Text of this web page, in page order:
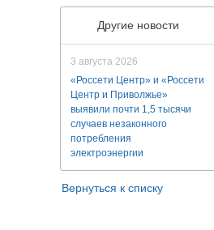
Другие новости
3 августа 2026
«Россети Центр» и «Россети
Центр и Приволжье»
выявили почти 1,5 тысячи
случаев незаконного
потребления
электроэнергии
Вернуться к списку